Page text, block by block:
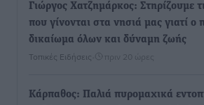
Γιώργος Χατζημάρκος: Στηρίζουμε
που γίνονται στα νησιά μας γιατί ο
δικαίωμα όλων και δύναμη ζωής
Τοπικές Ειδήσεις πριν 20 ώρες
Κάρπαθος: Παλιά πυρομαχικά